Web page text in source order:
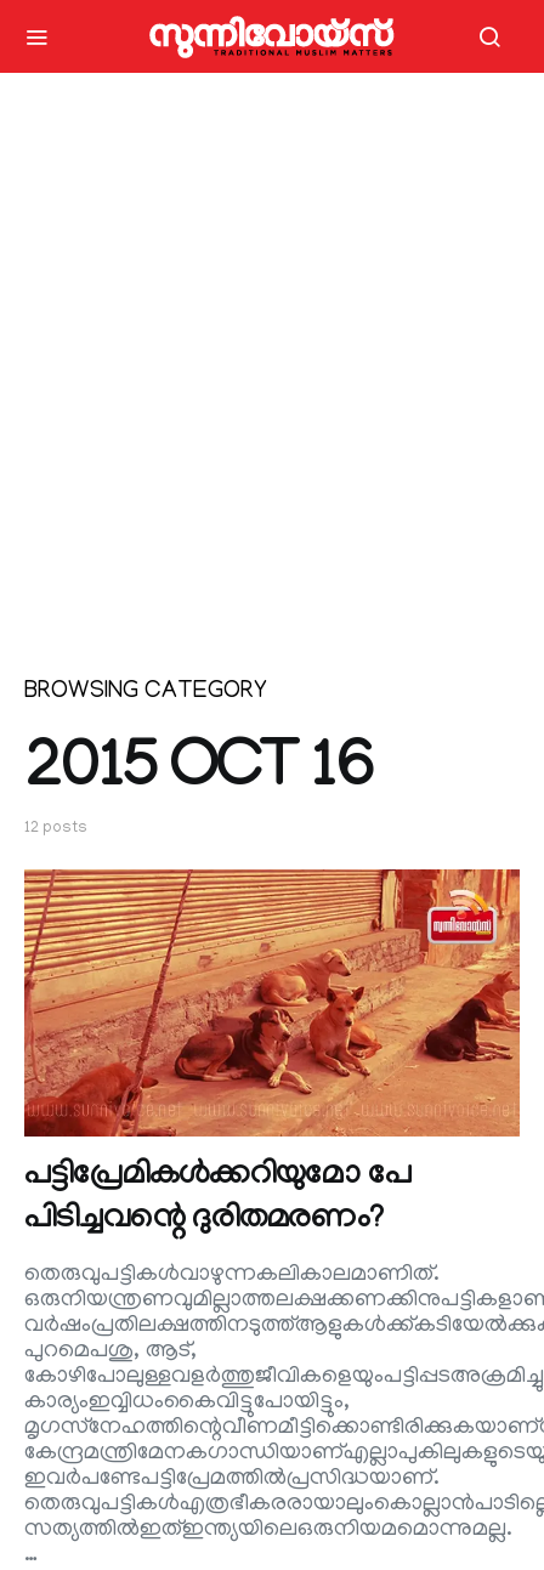
BROWSING CATEGORY
2015 OCT 16
12 posts
പട്ടിപ്രേമികള്‍ക്കറിയുമോ പേ
പിടിച്ചവന്റെ ദുരിതമരണം?
തെരുവുപട്ടികൾവാഴുന്നകലികാലമാണിത്.
പുറമെപശു, ആട്,
കാര്യംഇവ്വിധംകൈവിട്ടുപോയിട്ടും,
ഇവർപണ്ടേപട്ടിപ്രേമത്തിൽപ്രസിദ്ധയാണ്.
സത്യത്തിൽഇത്ഇന്ത്യയിലെഒരുനിയമമൊന്നുമല്ല.
…